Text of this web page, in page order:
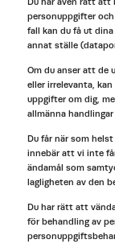
personuppgifter
fall kan du få ut
annat ställe
Om du anser att de
eller irrelevanta,
uppgifter om dig,
allmänna
Du får när som
innebär att vi inte
ändamål som
lagligheten av den
Du har rätt att
för behandling av